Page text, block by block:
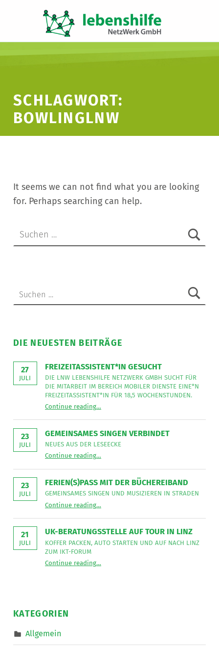
SCHLAGWORT:
BOWLINGLNW
It seems we can not find what you are looking
for. Perhaps searching can help.
DIE NEUESTEN BEITRÄGE
27
JULI
FREIZEITASSISTENT*IN GESUCHT
DIE LNW LEBENSHILFE NETZWERK GMBH SUCHT FÜR
DIE MITARBEIT IM BEREICH MOBILER DIENSTE EINE*N
FREIZEITASSISTENT*IN FÜR 18,5 WOCHENSTUNDEN.
Continue readingDie
Lebenshilfe
GmbH
für
die
im
Mobiler
eine*n
Freizeitassistent*in
für
…
23
JULI
GEMEINSAMES SINGEN VERBINDET
NEUES AUS DER LESEECKE
Continue readingNeues
der
”
…
23
JULI
FERIEN(S)PASS MIT DER BÜCHEREIBAND
GEMEINSAMES SINGEN UND MUSIZIEREN IN STRADEN
Continue readingGemeinsames
und
in
Straden
”
…
21
JULI
UK-BERATUNGSSTELLE AUF TOUR IN LINZ
KOFFER PACKEN, AUTO STARTEN UND AUF NACH LINZ
ZUM IKT-FORUM
Continue readingUK-Beratungsstelle auf Tour in Linz
Koffer
…
KATEGORIEN
Allgemein